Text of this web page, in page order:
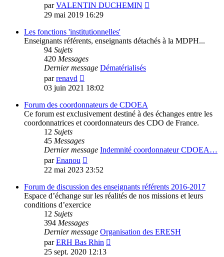
parVALENTIN DUCHEMIN
29 mai 2019 16:29
Les fonctions 'institutionnelles'
Enseignants référents, enseignants détachés à la MDPH...
94 Sujets
420 Messages
Dernier message Dématérialisés
parrenavd
le
message
03 juin 2021 18:02
Forum des coordonnateurs de CDOEA
Ce forum est exclusivement destiné à des échanges entre les
coordonnatrices et coordonnateurs des CDO de France.
12 Sujets
45 Messages
Dernier message Indemnité coordonnateur CDOEA…
parEnanou
le
message
22 mai 2023 23:52
Forum de discussion des enseignants référents 2016-2017
Espace d’échange sur les réalités de nos missions et leurs
conditions d’exercice
12 Sujets
394 Messages
Dernier message Organisation des ERESH
parERH Bas Rhin
25 sept. 2020 12:13